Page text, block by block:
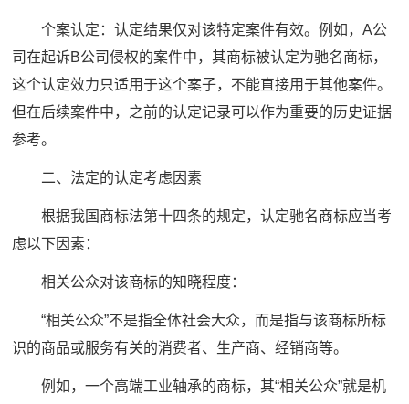
个案认定：认定结果仅对该特定案件有效。例如，A公
司在起诉B公司侵权的案件中，其商标被认定为驰名商标，
这个认定效力只适用于这个案子，不能直接用于其他案件。
但在后续案件中，之前的认定记录可以作为重要的历史证据
参考。
二、法定的认定考虑因素
根据我国商标法第十四条的规定，认定驰名商标应当考
虑以下因素：
相关公众对该商标的知晓程度：
“相关公众”不是指全体社会大众，而是指与该商标所标
识的商品或服务有关的消费者、生产商、经销商等。
例如，一个高端工业轴承的商标，其“相关公众”就是机